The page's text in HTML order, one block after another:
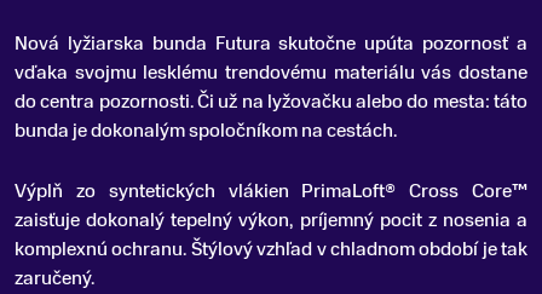
Nová lyžiarska bunda Futura skutočne upúta pozornosť a
vďaka svojmu lesklému trendovému materiálu vás dostane
do centra pozornosti.Či už na lyžovačku alebo do mesta: táto
bunda je dokonalým spoločníkom na cestách.
Výplň zo syntetických vlákien PrimaLoft® Cross Core™
zaisťuje dokonalý tepelný výkon, príjemný pocit z nosenia a
komplexnú ochranu.Štýlový vzhľad v chladnom období je tak
zaručený.